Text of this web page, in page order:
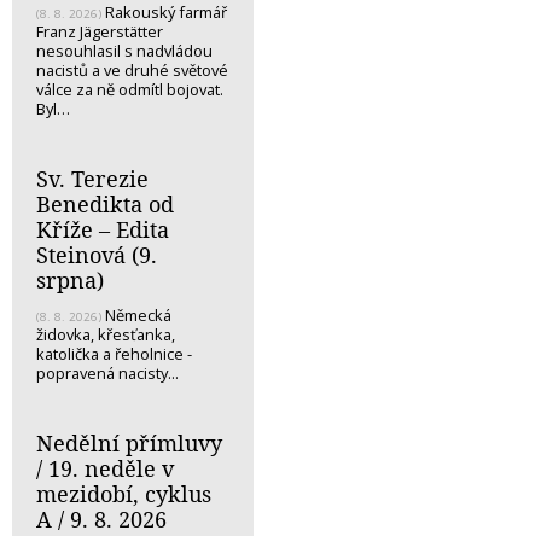
(8. 8. 2026) Rakouský farmář
Franz Jägerstätter
nesouhlasil s nadvládou
nacistů a ve druhé světové
válce za ně odmítl bojovat.
Byl…
Sv. Terezie
Benedikta od
Kříže – Edita
Steinová (9.
srpna)
(8. 8. 2026) Německá
židovka, křesťanka,
katolička a řeholnice -
popravená nacisty...
Nedělní přímluvy
/ 19. neděle v
mezidobí, cyklus
A / 9. 8. 2026